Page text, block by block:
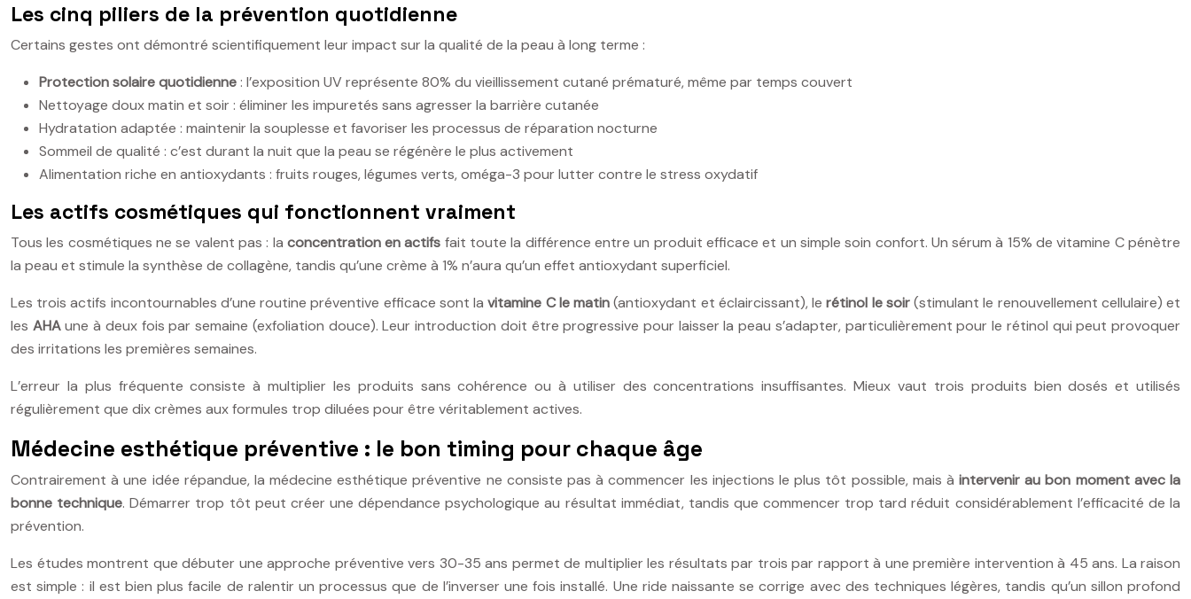
Les cinq piliers de la prévention quotidienne
Certains gestes ont démontré scientifiquement leur impact sur la qualité de la peau à long terme :
Protection solaire quotidienne: l’exposition UV représente 80% du vieillissement cutané prématuré, même par temps couvert
Nettoyage doux matin et soir : éliminer les impuretés sans agresser la barrière cutanée
Hydratation adaptée : maintenir la souplesse et favoriser les processus de réparation nocturne
Sommeil de qualité : c’est durant la nuit que la peau se régénère le plus activement
Alimentation riche en antioxydants : fruits rouges, légumes verts, oméga-3 pour lutter contre le stress oxydatif
Les actifs cosmétiques qui fonctionnent vraiment
Tous les cosmétiques ne se valent pas : la concentration en actifs fait toute la différence entre un produit efficace et un simple soin confort. Un sérum à 15% de vitamine C pénètre
la peau et stimule la synthèse de collagène, tandis qu’une crème à 1% n’aura qu’un effet antioxydant superficiel.
Les trois actifs incontournables d’une routine préventive efficace sont lavitamine C le matin(antioxydant et éclaircissant), lerétinol le soir(stimulant le renouvellement cellulaire) et
les AHAune à deux fois par semaine (exfoliation douce). Leur introduction doit être progressive pour laisser la peau s’adapter, particulièrement pour le rétinol qui peut provoquer
des irritations les premières semaines.
L’erreur la plus fréquente consiste à multiplier les produits sans cohérence ou à utiliser des concentrations insuffisantes. Mieux vaut trois produits bien dosés et utilisés
régulièrement que dix crèmes aux formules trop diluées pour être véritablement actives.
Médecine esthétique préventive : le bon timing pour chaque âge
Contrairement à une idée répandue, la médecine esthétique préventive ne consiste pas à commencer les injections le plus tôt possible, mais àintervenir au bon moment avec la
bonne technique. Démarrer trop tôt peut créer une dépendance psychologique au résultat immédiat, tandis que commencer trop tard réduit considérablement l’efficacité de la
prévention.
Les études montrent que débuter une approche préventive vers 30-35 ans permet de multiplier les résultats par trois par rapport à une première intervention à 45 ans. La raison
est simple : il est bien plus facile de ralentir un processus que de l’inverser une fois installé. Une ride naissante se corrige avec des techniques légères, tandis qu’un sillon profond